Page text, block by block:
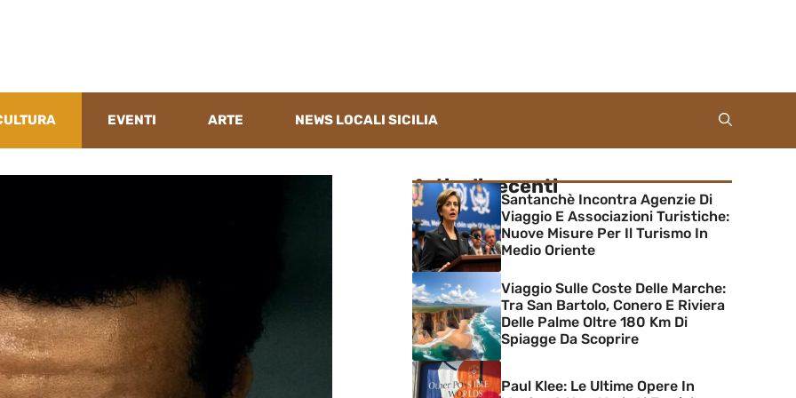
EVENTI ARTE NEWS LOCALI SICILIA
Articoli recenti
Santanchè Incontra Agenzie Di
Viaggio E Associazioni Turistiche:
Nuove Misure Per Il Turismo In
Medio Oriente
Viaggio Sulle Coste Delle Marche:
Tra San Bartolo, Conero E Riviera
Delle Palme Oltre 180 Km Di
Spiagge Da Scoprire
Paul Klee: Le Ultime Opere In